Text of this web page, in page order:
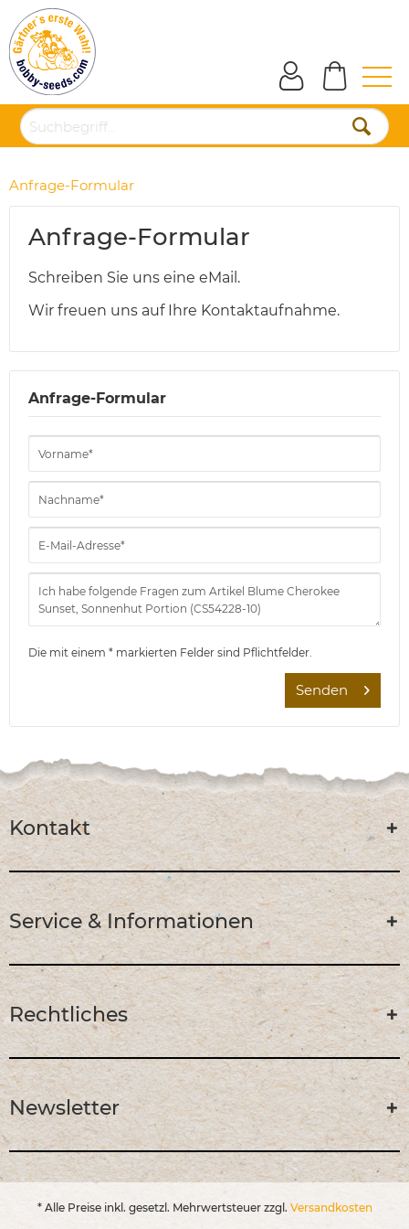
Anfrage-Formular
Anfrage-Formular
Schreiben Sie uns eine eMail.
Wir freuen uns auf Ihre Kontaktaufnahme.
Anfrage-Formular
Die mit einem * markierten Felder sind Pflichtfelder.
Senden
Kontakt
Service & Informationen
Rechtliches
Newsletter
* Alle Preise inkl. gesetzl. Mehrwertsteuer zzgl. Versandkosten